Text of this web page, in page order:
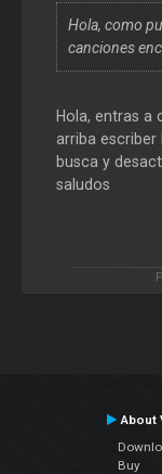
Hola, como
canciones
Hola, entras a
arriba escriber
busca y
saludos
About
Buy